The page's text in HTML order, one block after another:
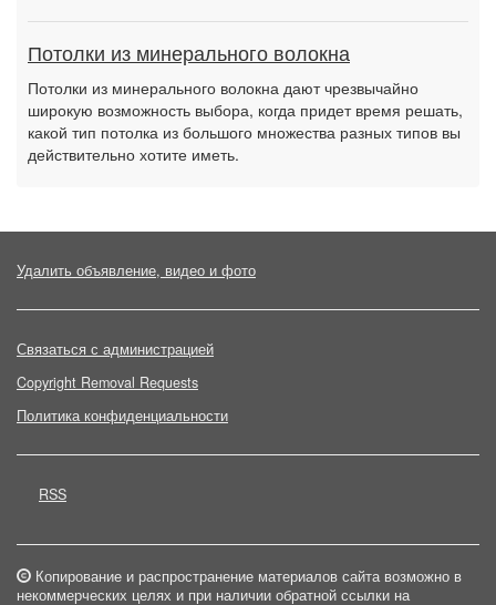
Потолки из минерального волокна
Потолки из минерального волокна дают чрезвычайно
широкую возможность выбора, когда придет время решать,
какой тип потолка из большого множества разных типов вы
действительно хотите иметь.
Удалить объявление, видео и фото
Связаться с администрацией
Copyright Removal Requests
Политика конфиденциальности
RSS
Копирование и распространение материалов сайта возможно в
некоммерческих целях и при наличии обратной ссылки на